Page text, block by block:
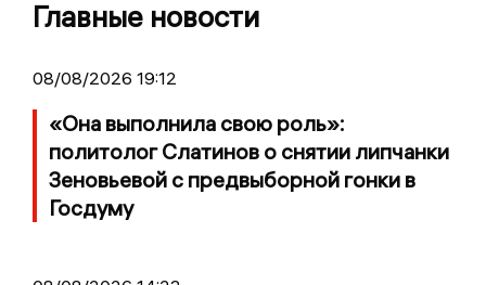
Главные новости
08/08/2026 19:12
«Она выполнила свою роль»:
политолог Слатинов о снятии липчанки
Зеновьевой с предвыборной гонки в
Госдуму